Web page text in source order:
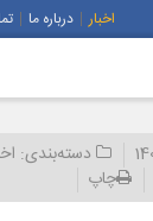
اخبار درباره ما
دسته‌بندی:
چاپ